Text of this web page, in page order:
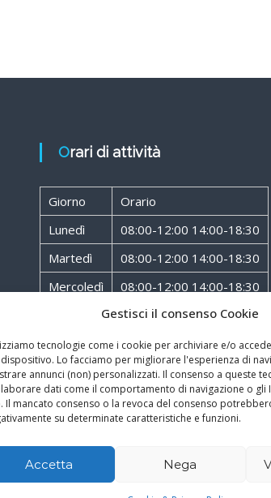
Gestisci il consenso Cookie
tecnologie come i cookie per archiviare e/o
Lo facciamo per migliorare l'esperienza di
annunci (non) personalizzati. Il consenso a queste
dati come il comportamento di navigazione o gli
Il mancato consenso o la revoca del consenso
su determinate caratteristiche e funzioni.
Accetta Nega
Orari di attività
Giorno
Orario
Lunedì
08:00-12:00 14:00-18:30
Martedì
08:00-12:00 14:00-18:30
Mercoledì
08:00-12:00 14:00-18:30
08:00-12:00 14:00-18:30
Venerdì
08:00-12:00 14:00-18:30
Sabato
08:00-12:00